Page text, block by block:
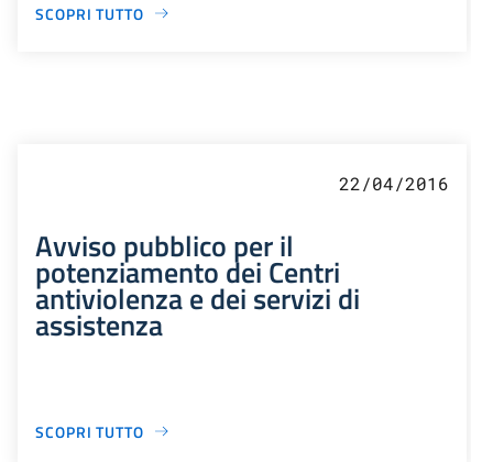
SCOPRI TUTTO
22/04/2016
Avviso pubblico per il
potenziamento dei Centri
antiviolenza e dei servizi di
assistenza
SCOPRI TUTTO